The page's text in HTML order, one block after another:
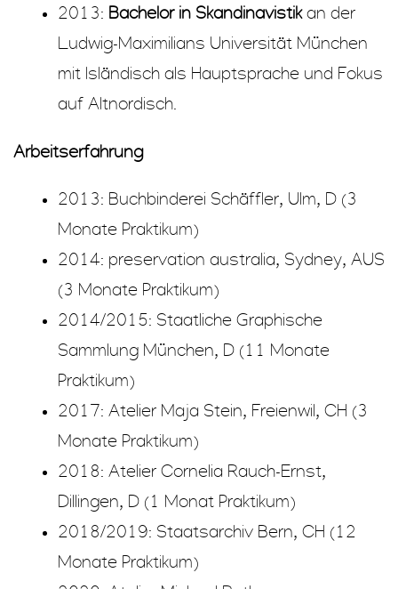
2013: Bachelor in Skandinavistikan der
Ludwig-Maximilians Universität München
mit Isländisch als Hauptsprache und Fokus
auf Altnordisch.
Arbeitserfahrung
2013: Buchbinderei Schäffler, Ulm, D (3
Monate Praktikum)
2014: preservation australia, Sydney, AUS
(3 Monate Praktikum)
2014/2015: Staatliche Graphische
Sammlung München, D (11 Monate
Praktikum)
2017: Atelier Maja Stein, Freienwil, CH (3
Monate Praktikum)
2018: Atelier Cornelia Rauch-Ernst,
Dillingen, D (1 Monat Praktikum)
2018/2019: Staatsarchiv Bern, CH (12
Monate Praktikum)